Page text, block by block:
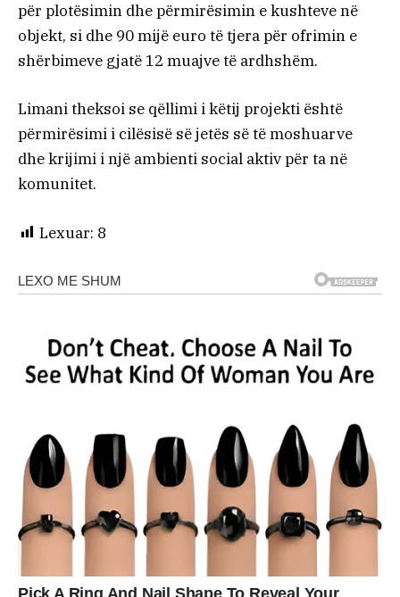
për plotësimin dhe përmirësimin e kushteve në
objekt, si dhe 90 mijë euro të tjera për ofrimin e
shërbimeve gjatë 12 muajve të ardhshëm.
Limani theksoi se qëllimi i këtij projekti është
përmirësimi i cilësisë së jetës së të moshuarve
dhe krijimi i një ambienti social aktiv për ta në
komunitet.
Lexuar: 8